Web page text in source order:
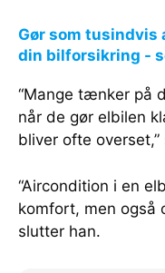
Gør som tusindvis
din bilforsikring -
“Mange tænker på
når de gør elbilen
bliver ofte
“Aircondition i en
komfort, men også
slutter han.